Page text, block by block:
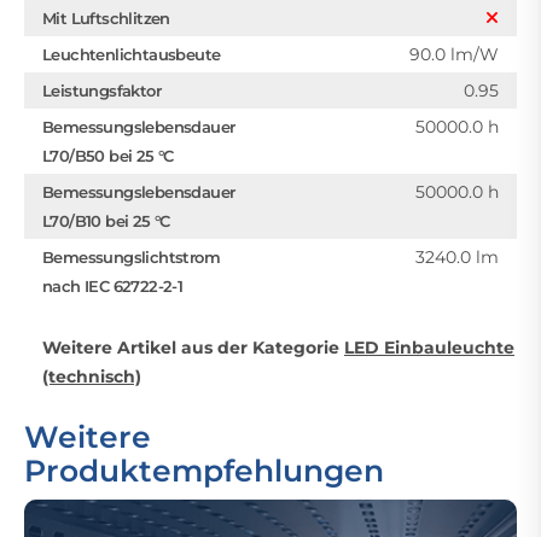
Mit Luftschlitzen
Leuchtenlichtausbeute
90.0 lm/W
Leistungsfaktor 0.95
Bemessungslebensdauer
L70/B50 bei 25 °C
50000.0 h
Bemessungslebensdauer
L70/B10 bei 25 °C
50000.0 h
Bemessungslichtstrom
nach IEC 62722-2-1
3240.0 lm
Weitere Artikel aus der Kategorie LED Einbauleuchte
(technisch)
Weitere
Produktempfehlungen